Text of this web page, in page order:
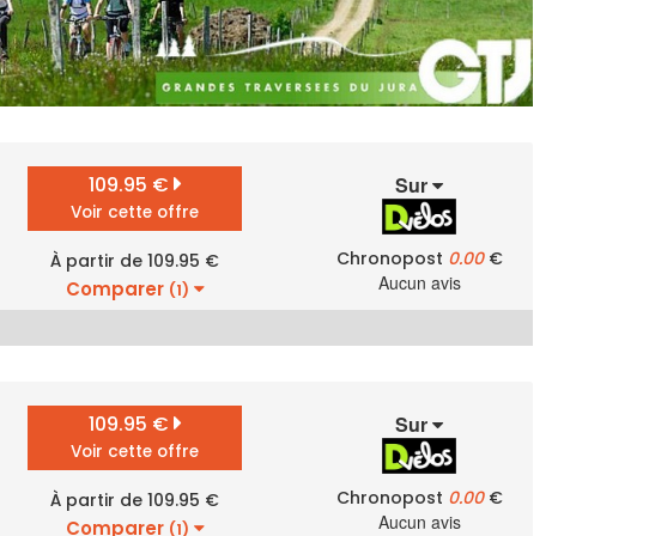
109.95 €
Voir cette offre
À partir de 109.95 €
Comparer (1)
Sur
Chronopost 0.00€
Aucun avis
109.95 €
Voir cette offre
À partir de 109.95 €
Comparer (1)
Sur
Chronopost 0.00€
Aucun avis